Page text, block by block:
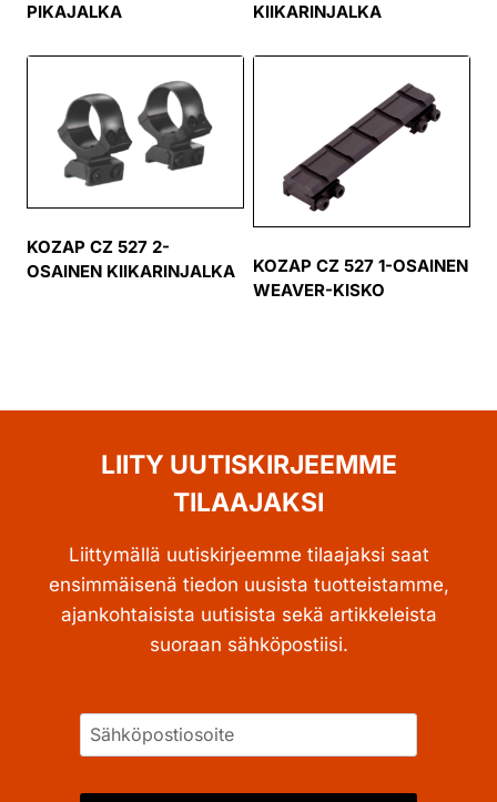
PIKAJALKA
KIIKARINJALKA
KOZAP CZ 527 2-
OSAINEN KIIKARINJALKA
KOZAP CZ 527 1-OSAINEN
WEAVER-KISKO
LIITY UUTISKIRJEEMME
TILAAJAKSI
Liittymällä uutiskirjeemme tilaajaksi saat
ensimmäisenä tiedon uusista tuotteistamme,
ajankohtaisista uutisista sekä artikkeleista
suoraan sähköpostiisi.